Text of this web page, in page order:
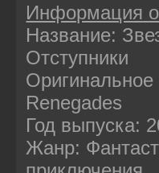
Информация
Название:
Отступники
Renegades
Год выпуска:
Жанр: